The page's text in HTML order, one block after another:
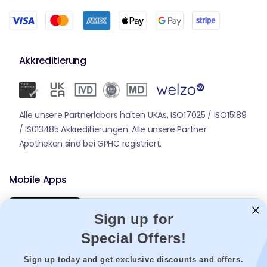
Akkreditierung
Alle unsere Partnerlabors halten UKAs, ISO17025 / ISO15189
/ IS013485 Akkreditierungen. Alle unsere Partner
Apotheken sind bei GPHC registriert.
Mobile Apps
Sign up for
Special Offers!
Sign up today and get exclusive discounts and offers.